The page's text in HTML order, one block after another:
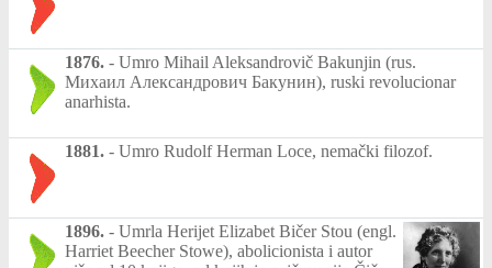
1876. - Umro Mihail Aleksandrovič Bakunjin (rus.
Михаил Александрович Бакунин), ruski revolucionar
anarhista.
1881. - Umro Rudolf Herman Loce, nemački filozof.
1896. - Umrla Herijet Elizabet Bičer Stou (engl.
Harriet Beecher Stowe), abolicionista i autor